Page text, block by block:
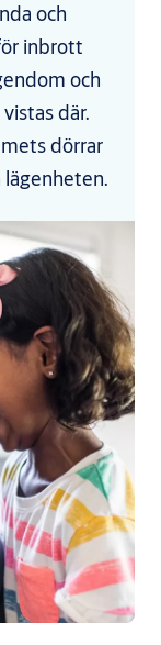
och
inbrott
och
där.
dörrar